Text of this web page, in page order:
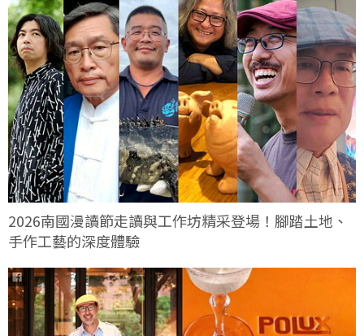
2026南國漫讀節走讀與工作坊精采登場！腳踏土地、
手作工藝的深度體驗